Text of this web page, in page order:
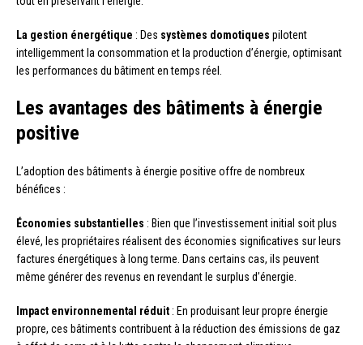
La gestion énergétique : Des systèmes domotiques pilotent
intelligemment la consommation et la production d’énergie, optimisant
les performances du bâtiment en temps réel.
Les avantages des bâtiments à énergie
positive
L’adoption des bâtiments à énergie positive offre de nombreux
bénéfices :
Économies substantielles : Bien que l’investissement initial soit plus
élevé, les propriétaires réalisent des économies significatives sur leurs
factures énergétiques à long terme. Dans certains cas, ils peuvent
même générer des revenus en revendant le surplus d’énergie.
Impact environnemental réduit : En produisant leur propre énergie
propre, ces bâtiments contribuent à la réduction des émissions de gaz